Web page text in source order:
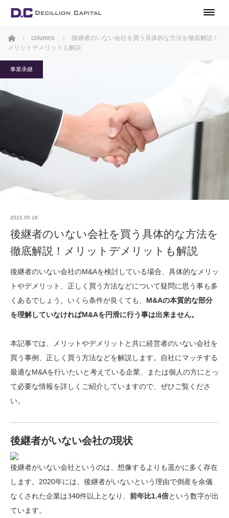
ホーム columns
後継者のいない会社を買う具体的な方法を徹底解説！
メリットデメリットも解説
事業承継
2022.05.18
後継者のいない会社を買う具体的な方法を
徹底解説！メリットデメリットも解説
後継者のいない会社のM&Aを検討している場合、具体的なメリッ
トやデメリット、正しく買う方法などについて疑問に思う事も多
くあるでしょう。いくら条件が良くても、 M&Aの本質的な部分
を理解していなければM&Aを円滑に行う事は出来ません。
本記事では、
メリットやデメリットと共に経営者のいない会社を
買う事例、正しく買う方法などを解説 します。自社にマッチする
最適なM&Aを行いたいと考えている企業、または個人の方にとっ
て必要な情報を詳しくご紹介していますので、ぜひご覧くださ
い。
後継者がいない会社の現状
後継者がいない会社というのは、想像するよりも遥かに多く存在
します。2020年には、 後継者がいないという理由で倒産を余儀
なくされた企業は340件以上 となり、 前年比1.4倍という数字が出
ています。